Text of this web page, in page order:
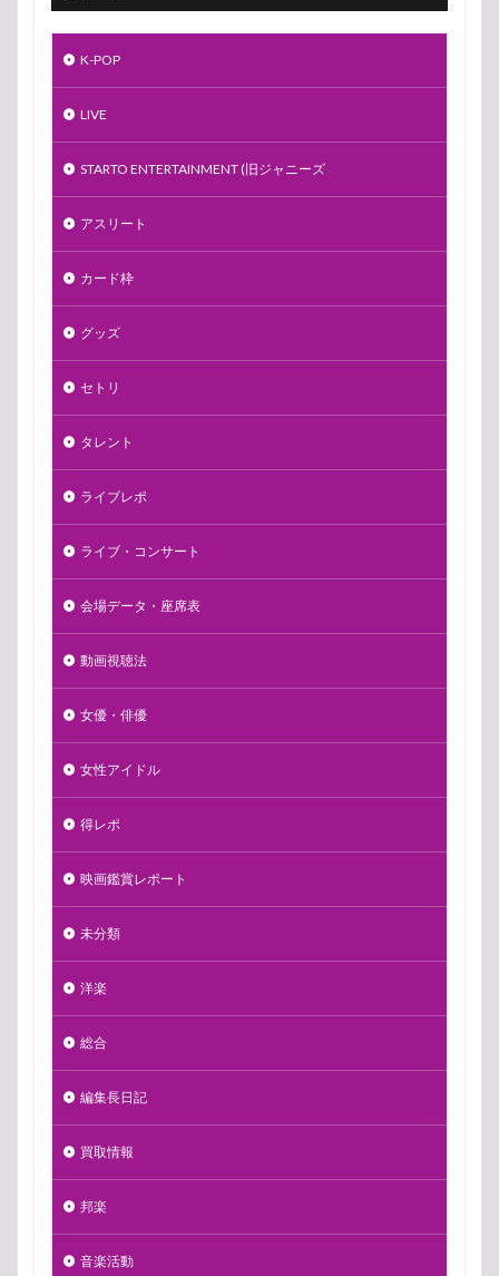
K-POP
LIVE
STARTO ENTERTAINMENT (旧ジャニーズ
アスリート
カード枠
グッズ
セトリ
タレント
ライブレポ
ライブ・コンサート
会場データ・座席表
動画視聴法
女優・俳優
女性アイドル
得レポ
映画鑑賞レポート
未分類
洋楽
総合
編集長日記
買取情報
邦楽
音楽活動